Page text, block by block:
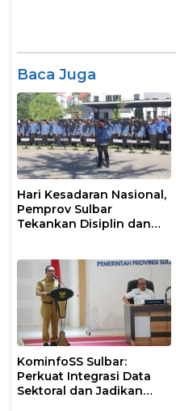
Baca Juga
Hari Kesadaran Nasional,
Pemprov Sulbar
Tekankan Disiplin dan
KominfoSS Sulbar:
Perkuat Integrasi Data
Sektoral dan Jadikan